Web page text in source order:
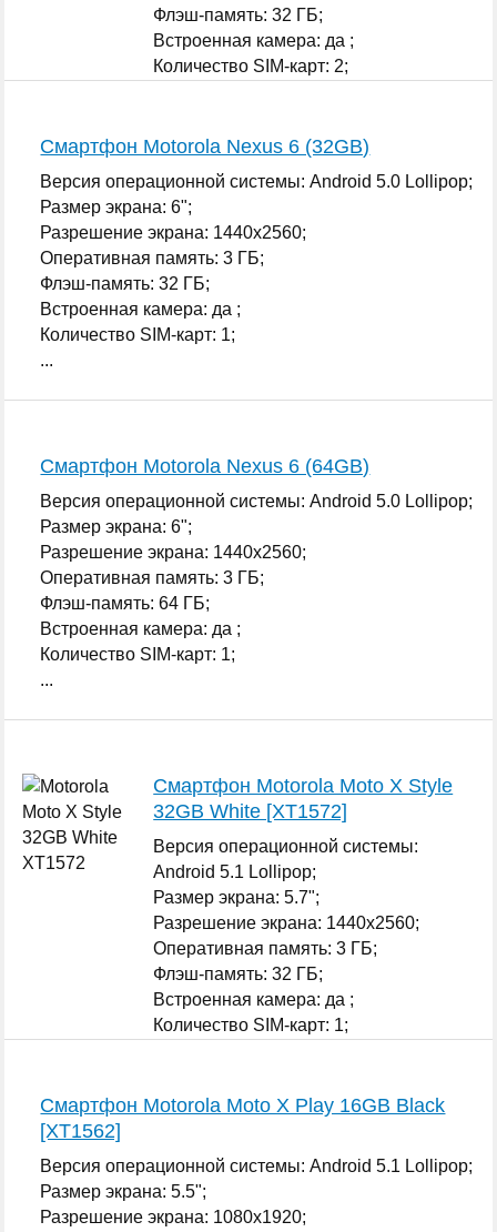
Флэш-память: 32 ГБ;
Встроенная камера: да ;
Количество SIM-карт: 2;
Смартфон Motorola Nexus 6 (32GB)
Версия операционной системы: Android 5.0 Lollipop;
Размер экрана: 6";
Разрешение экрана: 1440x2560;
Оперативная память: 3 ГБ;
Флэш-память: 32 ГБ;
Встроенная камера: да ;
Количество SIM-карт: 1;
...
Смартфон Motorola Nexus 6 (64GB)
Версия операционной системы: Android 5.0 Lollipop;
Размер экрана: 6";
Разрешение экрана: 1440x2560;
Оперативная память: 3 ГБ;
Флэш-память: 64 ГБ;
Встроенная камера: да ;
Количество SIM-карт: 1;
...
Смартфон Motorola Moto X Style
32GB White [XT1572]
Версия операционной системы:
Android 5.1 Lollipop;
Размер экрана: 5.7";
Разрешение экрана: 1440x2560;
Оперативная память: 3 ГБ;
Флэш-память: 32 ГБ;
Встроенная камера: да ;
Количество SIM-карт: 1;
Смартфон Motorola Moto X Play 16GB Black
[XT1562]
Версия операционной системы: Android 5.1 Lollipop;
Размер экрана: 5.5";
Разрешение экрана: 1080x1920;